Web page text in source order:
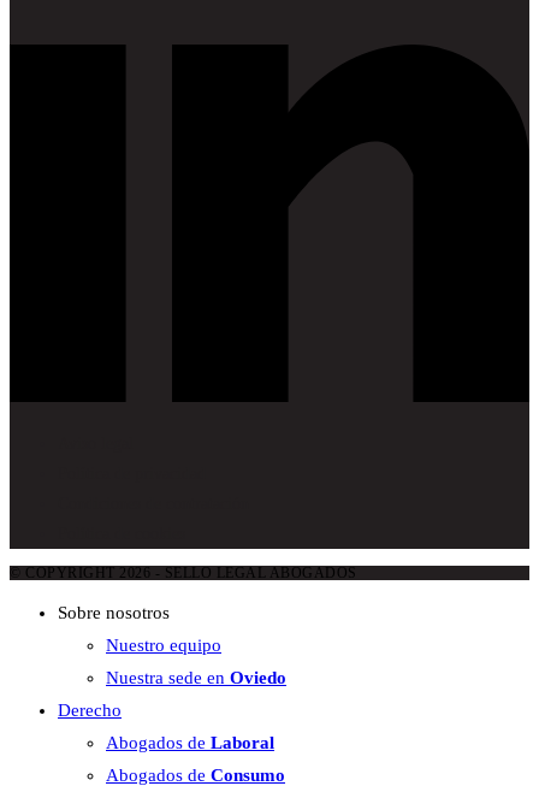
© COPYRIGHT 2026 - SELLO LEGAL ABOGADOS
Sobre nosotros
Nuestro equipo
Nuestra sede en Oviedo
Derecho
Abogados de Laboral
Abogados de Consumo